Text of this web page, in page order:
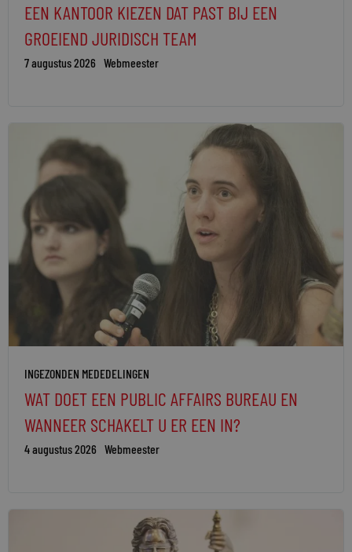
EEN KANTOOR KIEZEN DAT PAST BIJ EEN
GROEIEND JURIDISCH TEAM
7 augustus 2026 Webmeester
INGEZONDEN MEDEDELINGEN
WAT DOET EEN PUBLIC AFFAIRS BUREAU EN
WANNEER SCHAKELT U ER EEN IN?
4 augustus 2026 Webmeester